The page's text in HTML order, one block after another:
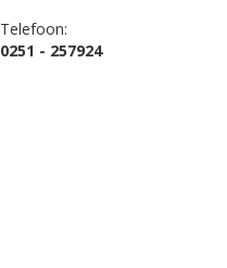
Telefoon:
0251 - 257924